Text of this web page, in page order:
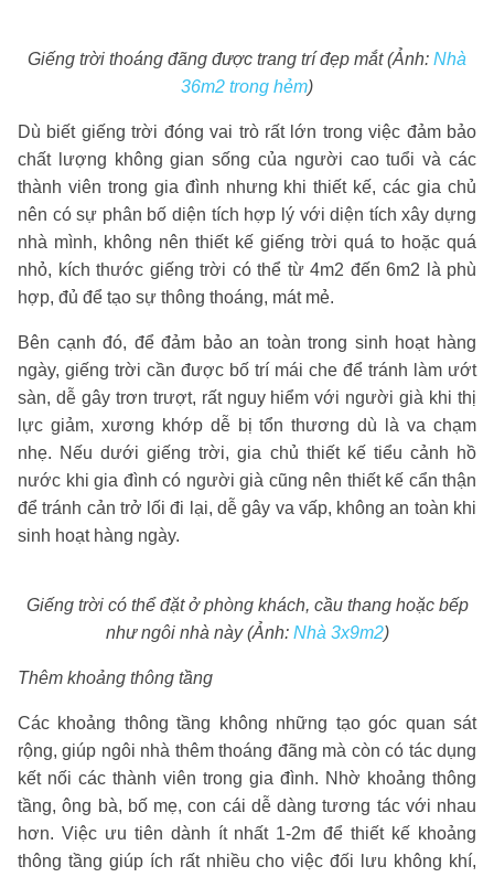
Giếng trời thoáng đãng được trang trí đẹp mắt (Ảnh: Nhà
36m2 trong hẻm)
Dù biết giếng trời đóng vai trò rất lớn trong việc đảm bảo
chất lượng không gian sống của người cao tuổi và các
thành viên trong gia đình nhưng khi thiết kế, các gia chủ
nên có sự phân bố diện tích hợp lý với diện tích xây dựng
nhà mình, không nên thiết kế giếng trời quá to hoặc quá
nhỏ, kích thước giếng trời có thể từ 4m2 đến 6m2 là phù
hợp, đủ để tạo sự thông thoáng, mát mẻ.
Bên cạnh đó, để đảm bảo an toàn trong sinh hoạt hàng
ngày, giếng trời cần được bố trí mái che để tránh làm ướt
sàn, dễ gây trơn trượt, rất nguy hiểm với người già khi thị
lực giảm, xương khớp dễ bị tổn thương dù là va chạm
nhẹ. Nếu dưới giếng trời, gia chủ thiết kế tiểu cảnh hồ
nước khi gia đình có người già cũng nên thiết kế cẩn thận
để tránh cản trở lối đi lại, dễ gây va vấp, không an toàn khi
sinh hoạt hàng ngày.
Giếng trời có thể đặt ở phòng khách, cầu thang hoặc bếp
như ngôi nhà này (Ảnh: Nhà 3x9m2)
Thêm khoảng thông tầng
Các khoảng thông tầng không những tạo góc quan sát
rộng, giúp ngôi nhà thêm thoáng đãng mà còn có tác dụng
kết nối các thành viên trong gia đình. Nhờ khoảng thông
tầng, ông bà, bố mẹ, con cái dễ dàng tương tác với nhau
hơn. Việc ưu tiên dành ít nhất 1-2m để thiết kế khoảng
thông tầng giúp ích rất nhiều cho việc đối lưu không khí,